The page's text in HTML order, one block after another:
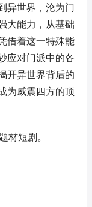
异世界，沦为门
大能力，从基础
借着这一特殊能
应对门派中的各
开异世界背后的
为威震四方的顶
材短剧。